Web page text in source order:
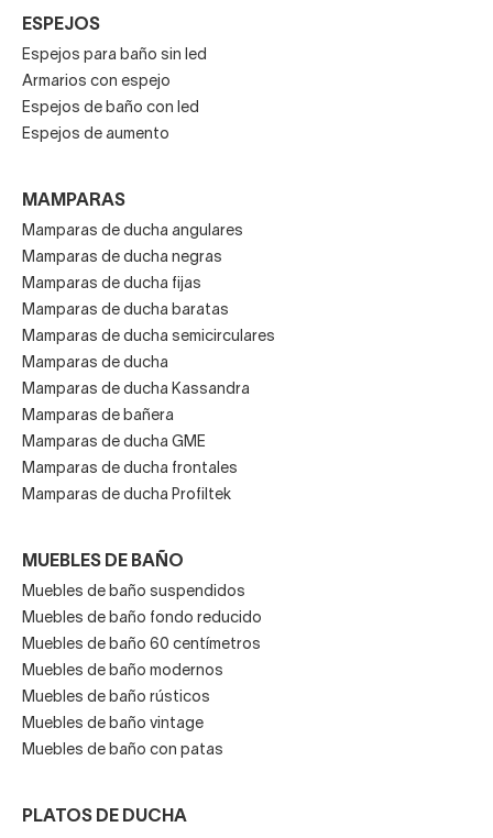
ESPEJOS
Espejos para baño sin led
Armarios con espejo
Espejos de baño con led
Espejos de aumento
MAMPARAS
Mamparas de ducha angulares
Mamparas de ducha negras
Mamparas de ducha fijas
Mamparas de ducha baratas
Mamparas de ducha semicirculares
Mamparas de ducha
Mamparas de ducha Kassandra
Mamparas de bañera
Mamparas de ducha GME
Mamparas de ducha frontales
Mamparas de ducha Profiltek
MUEBLES DE BAÑO
Muebles de baño suspendidos
Muebles de baño fondo reducido
Muebles de baño 60 centímetros
Muebles de baño modernos
Muebles de baño rústicos
Muebles de baño vintage
Muebles de baño con patas
PLATOS DE DUCHA